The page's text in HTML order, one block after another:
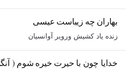
بهاران چه زیباست عیسی
زنده یاد کشیش ورویر آوانسیان
خدایا چون با حیرت خیره شوم (